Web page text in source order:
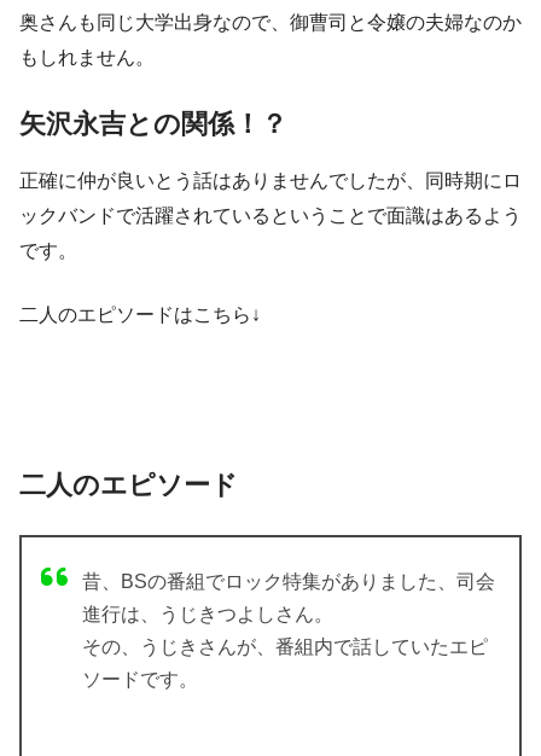
奥さんも同じ大学出身なので、御曹司と令嬢の夫婦なのか
もしれません。
矢沢永吉との関係！？
正確に仲が良いとう話はありませんでしたが、同時期にロ
ックバンドで活躍されているということで面識はあるよう
です。
二人のエピソードはこちら↓
二人のエピソード
昔、BSの番組でロック特集がありました、司会
進行は、うじきつよしさん。
その、うじきさんが、番組内で話していたエピ
ソードです。